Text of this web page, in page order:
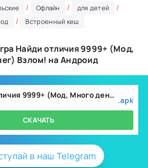
/ Офлайн / для детей /
/ Встроенный кеш
Найди отличия 9999+ (Мод,
Взлом! на Андроид
Игра Найди отличия 9999+ (Мод, Много денег) v3.27.0 .apk
СКАЧАТЬ
в наш Telegram